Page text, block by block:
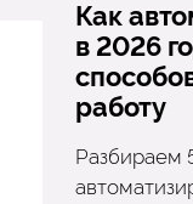
Как
в 2026
работу
Разбираем